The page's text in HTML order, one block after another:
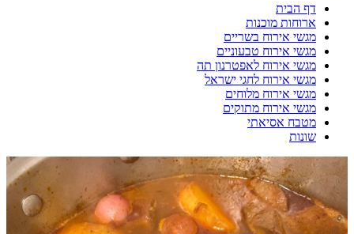
דף הבית
ארוחות מוכנות
מגשי אירוח בשריים
מגשי אירוח טבעוניים
מגשי אירוח לאפטרנון תה
מגשי אירוח לחגי ישראל
מגשי אירוח מלוחים
מגשי אירוח מתוקים
מטבח אסיאתי
שונות